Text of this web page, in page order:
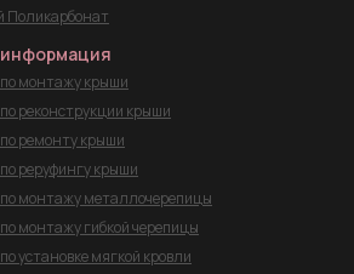
монтажу крыши
реконструкции крыши
ремонту крыши
реруфингу крыши
монтажу металлочерепицы
монтажу гибкой черепицы
установке мягкой кровли